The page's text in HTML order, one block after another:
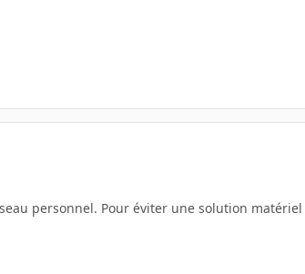
personnel. Pour éviter une solution